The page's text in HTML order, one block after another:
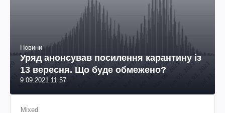
Новини
Уряд анонсував посилення карантину із
13 вересня. Що буде обмежено?
9.09.2021 11:57
Mixed